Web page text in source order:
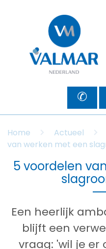
✆
Home Actueel
van werken met een
5 voordelen
Een heerlijk
blijft een
vraag: 'wil je er